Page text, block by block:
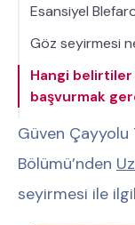
Esansiyel
Göz seyirmesi
Hangi
başvurmak
Güven Çayyolu
Bölümü’nden
seyirmesi ile